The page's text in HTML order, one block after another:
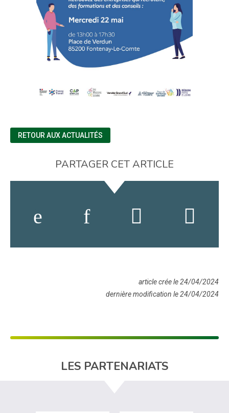
RETOUR AUX ACTUALITÉS
PARTAGER CET ARTICLE
article crée le 24/04/2024
dernière modification le 24/04/2024
LES PARTENARIATS